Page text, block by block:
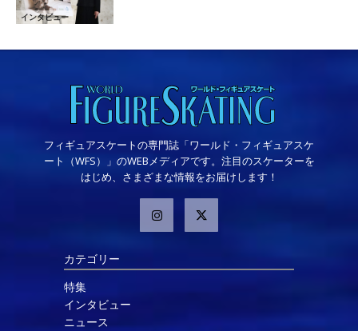
インタビュー
フィギュアスケートの専門誌「ワールド・フィギュアスケ
ート（WFS）」のWEBメディアです。注目のスケーターを
はじめ、さまざまな情報をお届けします！
カテゴリー
特集
インタビュー
ニュース